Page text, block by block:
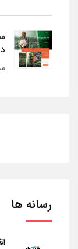
رسانه ها